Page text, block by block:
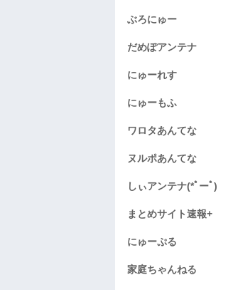
ぶろにゅー
だめぽアンテナ
にゅーれす
にゅーもふ
ワロタあんてな
ヌルポあんてな
しぃアンテナ(*ﾟーﾟ)
まとめサイト速報+
にゅーぷる
家庭ちゃんねる